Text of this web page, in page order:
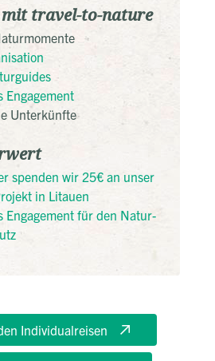
travel-to-nature
Engagement
Unterkünfte
spenden wir 25€ an unser
in Litauen
Engagement für den Natur-
Individualreisen